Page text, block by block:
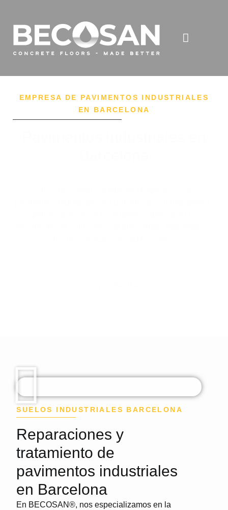
EMPRESA DE PAVIMENTOS INDUSTRIALES
EN BARCELONA
SUELOS INDUSTRIALES BARCELONA
Reparaciones y
tratamiento de
pavimentos industriales
en Barcelona
En BECOSAN®, nos especializamos en la